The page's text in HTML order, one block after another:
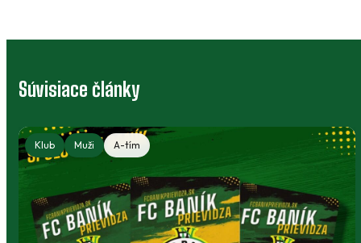
Súvisiace články
Klub Muži A-tím